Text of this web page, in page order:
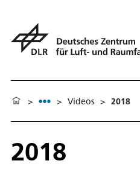
> > Videos > 2018
2018